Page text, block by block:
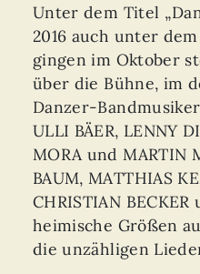
Unter dem Titel
2016 auch unter
gingen im Oktober
über die Bühne, im
Danzer-Bandmusiker
ULLI BÄER, LENNY
MORA und MARTIN
BAUM, MATTHIAS
CHRISTIAN
heimische Größen
die unzähligen